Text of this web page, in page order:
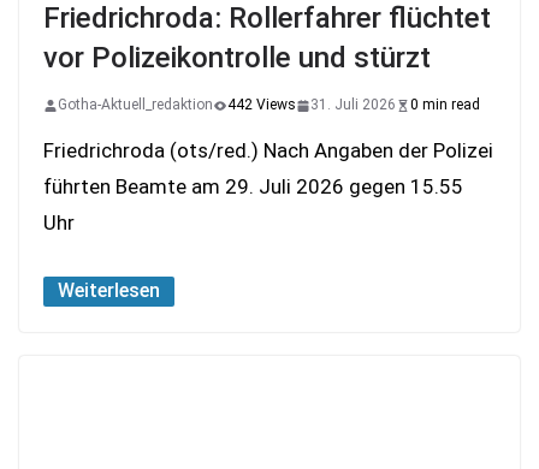
Friedrichroda: Rollerfahrer flüchtet
vor Polizeikontrolle und stürzt
Gotha-Aktuell_redaktion 442 Views 31. Juli 2026 0 min read
Friedrichroda (ots/red.) Nach Angaben der Polizei
führten Beamte am 29. Juli 2026 gegen 15.55
Uhr
Weiterlesen